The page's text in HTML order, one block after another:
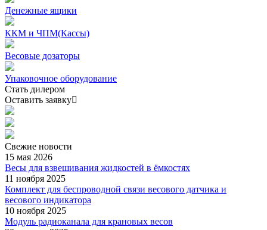
Денежные ящики
ККМ и ЧПМ(Кассы)
Весовые дозаторы
Упаковочное оборудование
Стать дилером
Оставить заявку
Свежие новости
15 мая 2026
Весы для взвешивания жидкостей в ёмкостях
11 ноября 2025
Комплект для беспроводной связи весового датчика и
весового индикатора
10 ноября 2025
Модуль радиоканала для крановых весов